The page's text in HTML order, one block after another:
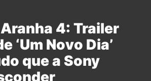
4: Trailer
‘Um Novo Dia’
que a Sony